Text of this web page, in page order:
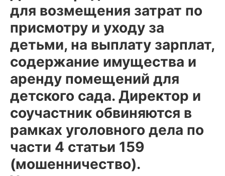
для возмещения затрат по
присмотру и уходу за
детьми, на выплату зарплат,
содержание имущества и
аренду помещений для
детского сада. Директор и
соучастник обвиняются в
рамках уголовного дела по
части 4 статьи 159
(мошенничество).